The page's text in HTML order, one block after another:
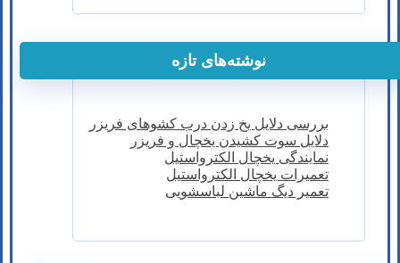
نوشته‌های تازه
بررسی دلایل یخ زدن درب کشوهای فریزر
دلایل سوت کشیدن یخچال و فریزر
نمایندگی یخچال الکترواستیل
تعمیرات یخچال الکترواستیل
تعمیر دیگ ماشین لباسشویی